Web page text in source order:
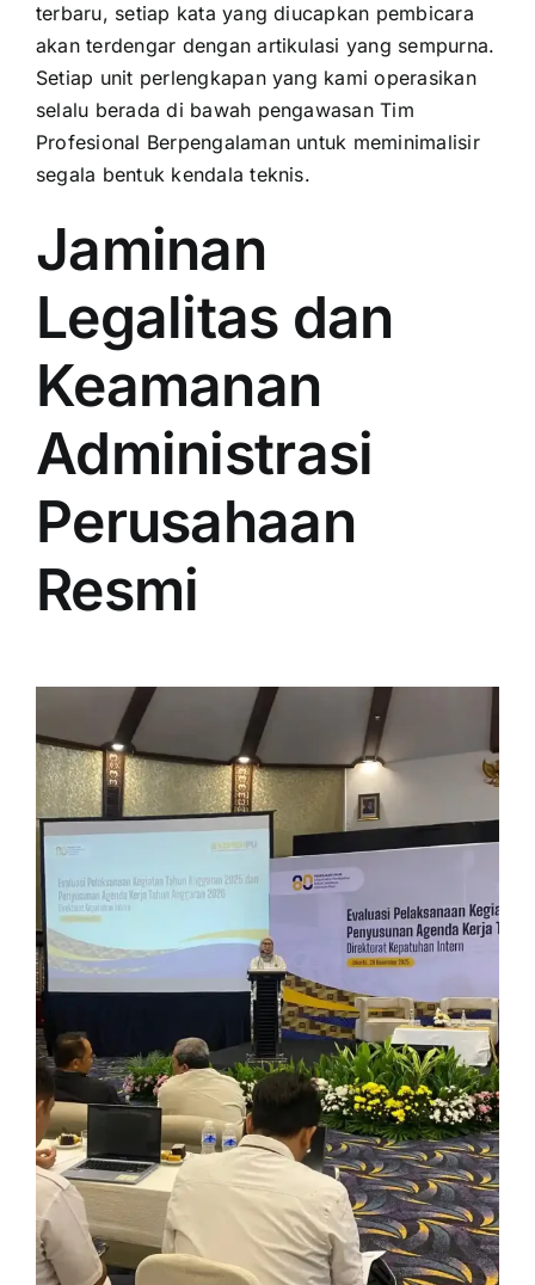
terbaru, setiap kata yang diucapkan pembicara
akan terdengar dengan artikulasi yang sempurna.
Setiap unit perlengkapan yang kami operasikan
selalu berada di bawah pengawasan Tim
Profesional Berpengalaman untuk meminimalisir
segala bentuk kendala teknis.
Jaminan
Legalitas dan
Keamanan
Administrasi
Perusahaan
Resmi